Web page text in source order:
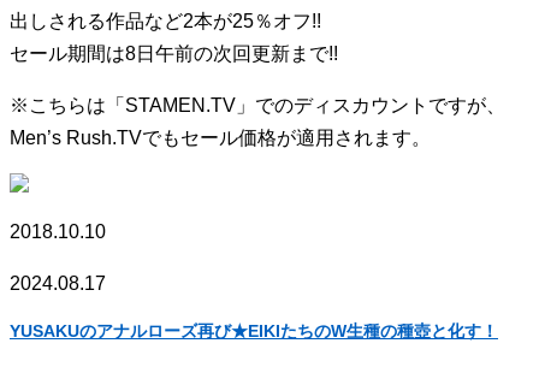
出しされる作品など2本が25％オフ!!
セール期間は8日午前の次回更新まで!!
※こちらは「STAMEN.TV」でのディスカウントですが、
Men’s Rush.TVでもセール価格が適用されます。
2018.10.10
2024.08.17
YUSAKUのアナルローズ再び★EIKIたちのW生種の種壺と化す！